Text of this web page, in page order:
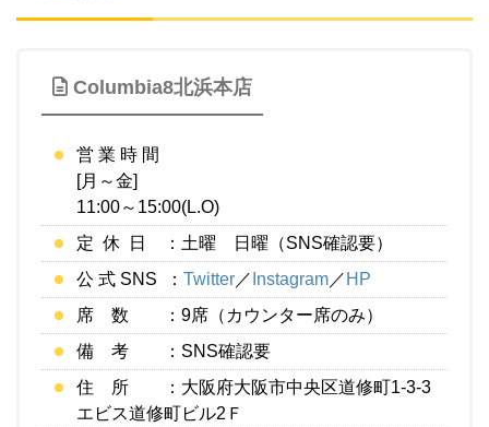
Columbia8北浜本店
営 業 時 間
[月～金]
11:00～15:00(L.O)
定 休 日 ：土曜 日曜（SNS確認要）
公 式 SNS ： Twitter／ Instagram／ HP
席 数 ：9席（カウンター席のみ）
備 考 ：SNS確認要
住 所 ：大阪府大阪市中央区道修町1-3-3
エビス道修町ビル2Ｆ